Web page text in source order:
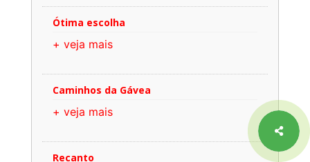
Ótima escolha
+ veja mais
Caminhos da Gávea
+ veja mais
Recanto